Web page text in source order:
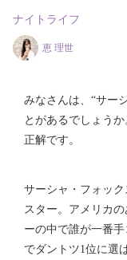
ナイトライフ
恵 理世
みなさんは、“サー
とがあるでしょう
正解です。
サーシャ・フォッ
スター。アメリカ
ーの中で誰が一番
でダントツ1位に選